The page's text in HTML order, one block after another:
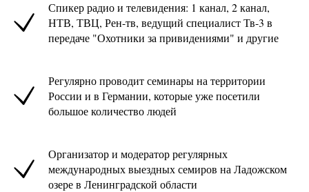
Спикер радио и телевидения: 1 канал, 2 канал,
НТВ, ТВЦ, Рен-тв, ведущий специалист Тв-3 в
передаче "Охотники за привидениями" и другие
Регулярно проводит семинары на территории
России и в Германии, которые уже посетили
большое количество людей
Организатор и модератор регулярных
международных выездных семиров на Ладожском
озере в Ленинградской области